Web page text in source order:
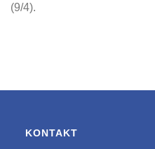
(9/4).
KONTAKT